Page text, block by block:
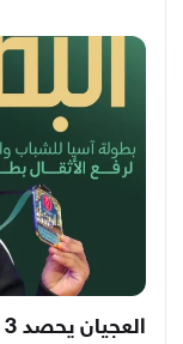
العجيان يحصد 3 ميداليات في آسيوية رفع الأثقال